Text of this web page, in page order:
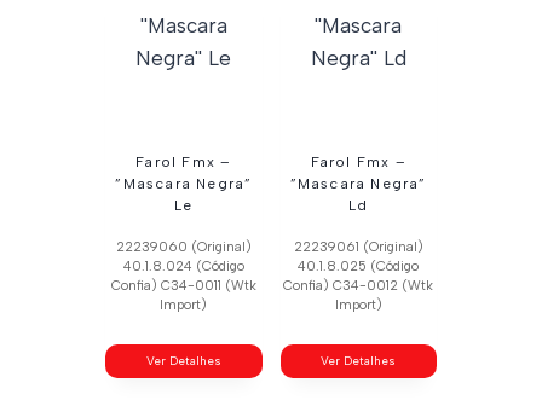
Farol Fmx –
”Mascara Negra”
Le
22239060 (Original)
40.1.8.024 (Código
Confia) C34-0011 (Wtk
Import)
Ver Detalhes
Farol Fmx –
”Mascara Negra”
Ld
22239061 (Original)
40.1.8.025 (Código
Confia) C34-0012 (Wtk
Import)
Ver Detalhes